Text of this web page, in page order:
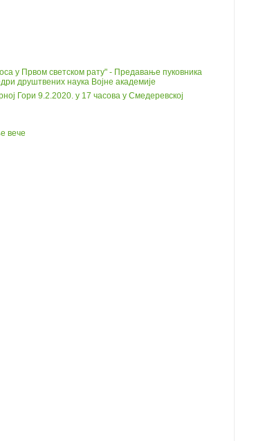
у Првом светском рату" - Предавање пуковника
друштвених наука Војне академије
Гори 9.2.2020. у 17 часова у Смедеревској
вече